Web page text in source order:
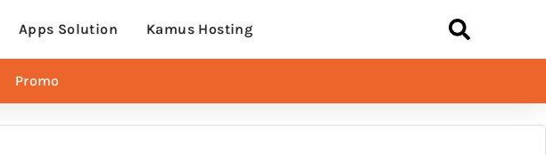
Apps Solution Kamus Hosting
Promo